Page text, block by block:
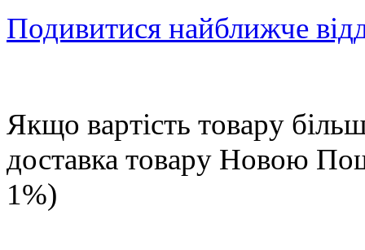
Подивитися найближче
Якщо вартість товару
доставка товару Новою
1%)